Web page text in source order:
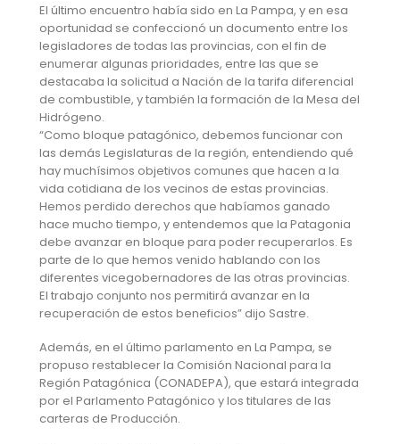
El último encuentro había sido en La Pampa, y en esa
oportunidad se confeccionó un documento entre los
legisladores de todas las provincias, con el fin de
enumerar algunas prioridades, entre las que se
destacaba la solicitud a Nación de la tarifa diferencial
de combustible, y también la formación de la Mesa del
Hidrógeno.
“Como bloque patagónico, debemos funcionar con
las demás Legislaturas de la región, entendiendo qué
hay muchísimos objetivos comunes que hacen a la
vida cotidiana de los vecinos de estas provincias.
Hemos perdido derechos que habíamos ganado
hace mucho tiempo, y entendemos que la Patagonia
debe avanzar en bloque para poder recuperarlos. Es
parte de lo que hemos venido hablando con los
diferentes vicegobernadores de las otras provincias.
El trabajo conjunto nos permitirá avanzar en la
recuperación de estos beneficios” dijo Sastre.
Además, en el último parlamento en La Pampa, se
propuso restablecer la Comisión Nacional para la
Región Patagónica (CONADEPA), que estará integrada
por el Parlamento Patagónico y los titulares de las
carteras de Producción.